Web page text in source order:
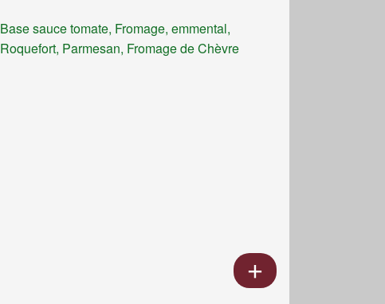
Base sauce tomate, Fromage, emmental,
Roquefort, Parmesan, Fromage de Chèvre